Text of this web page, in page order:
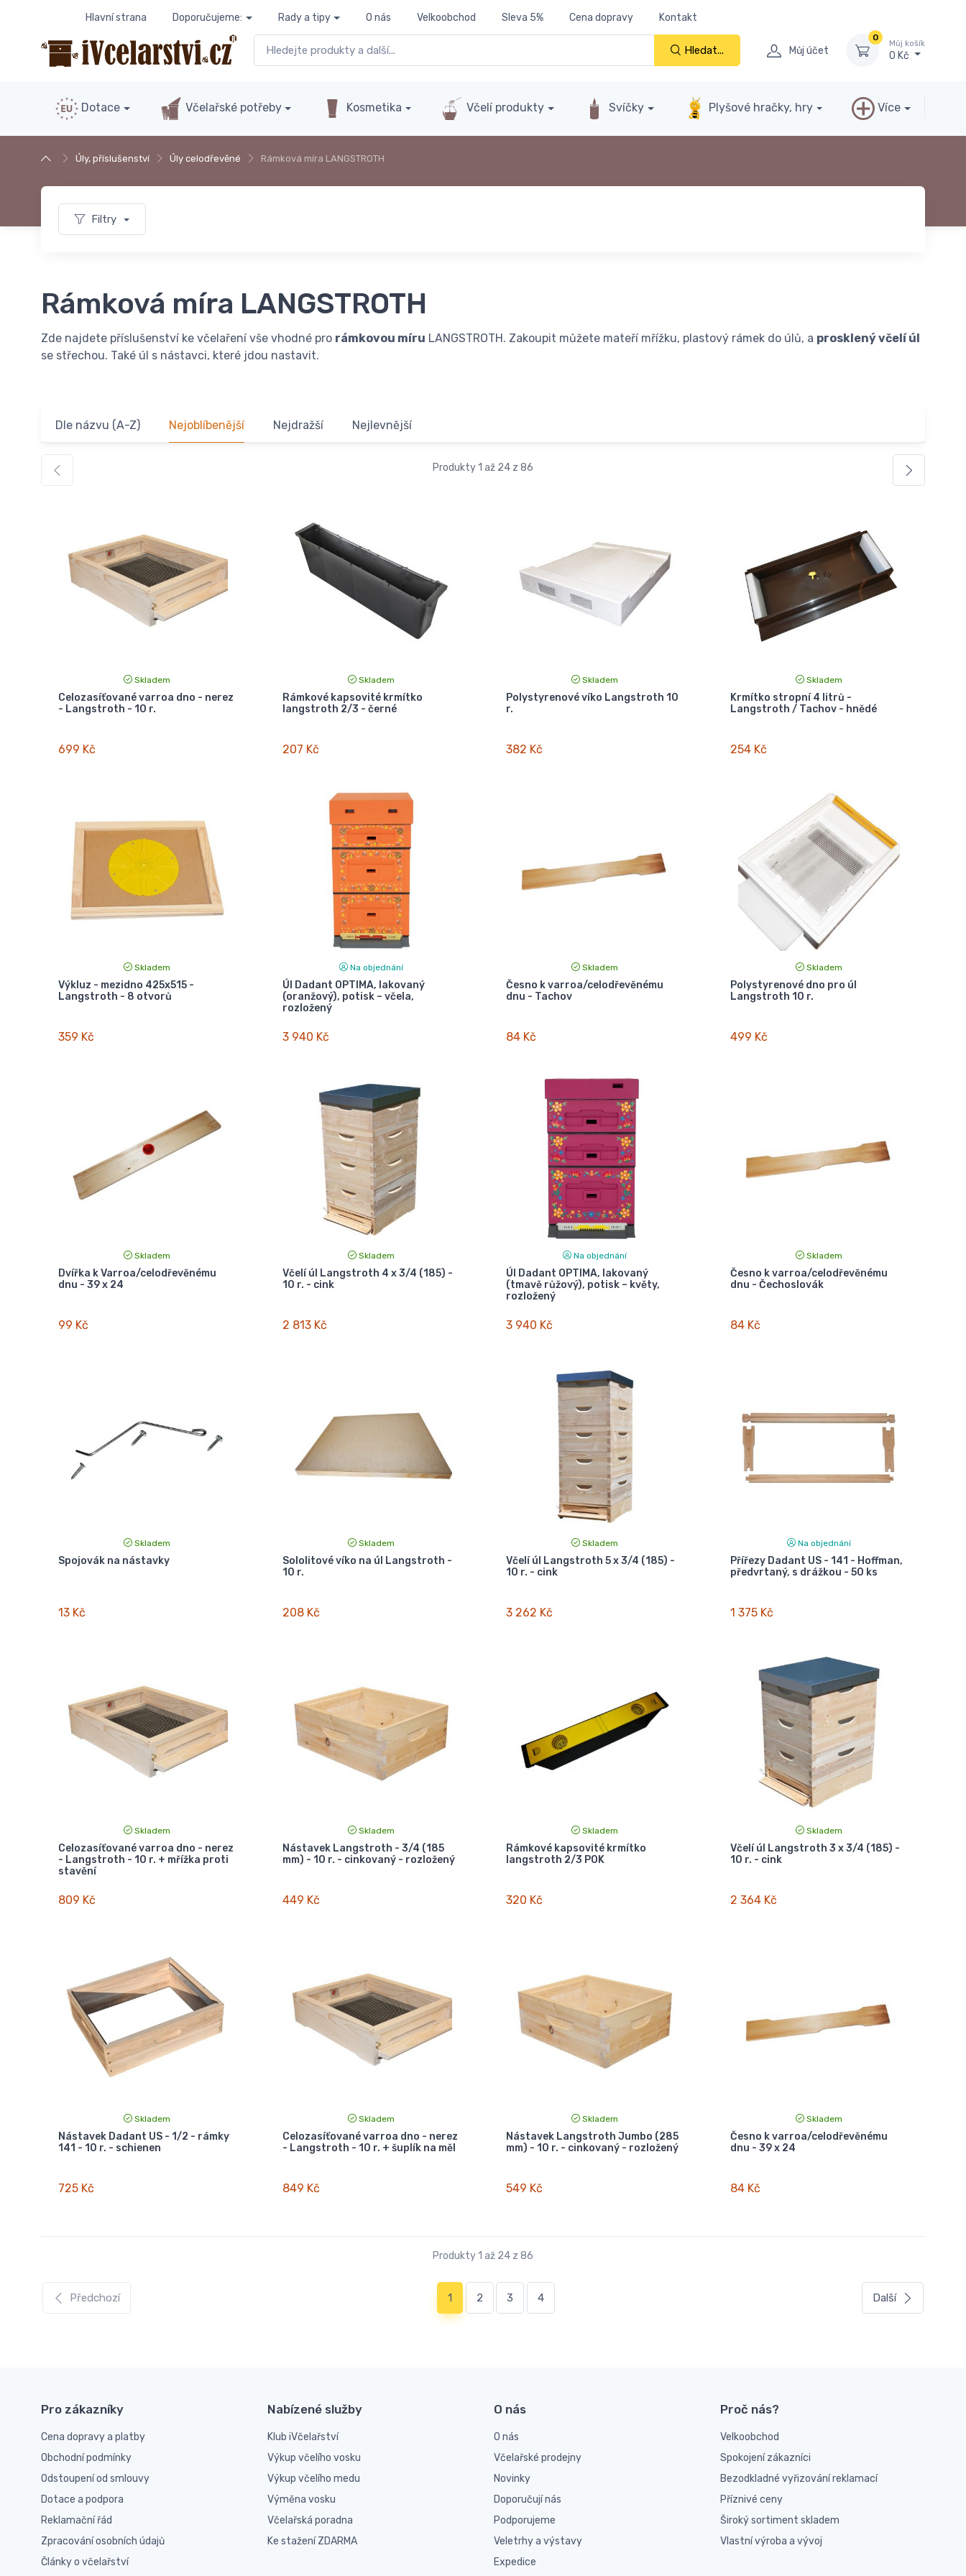
Hlavní strana Doporučujeme: Rady a tipy O nás Velkoobchod Sleva 5% Cena dopravy Kontakt
Hledat... Můj účet
0
Můj košík
0 Kč
Dotace Včelařské potřeby Kosmetika Včelí produkty Svíčky Plyšové hračky, hry Více
Úly, příslušenství Úly celodřevěné Rámková míra LANGSTROTH
Filtry
Rámková míra LANGSTROTH
Zde najdete příslušenství ke včelaření vše vhodné pro rámkovou míru LANGSTROTH. Zakoupit můžete mateří mřížku, plastový rámek do úlů, a prosklený včelí úl
se střechou. Také úl s nástavci, které jdou nastavit.
Dle názvu (A-Z) Nejoblíbenější Nejdražší Nejlevnější
Produkty 1 až 24 z 86
Skladem
Celozasíťované varroa dno - nerez
- Langstroth - 10 r.
699 Kč
Skladem
Rámkové kapsovité krmítko
langstroth 2/3 - černé
207 Kč
Skladem
Polystyrenové víko Langstroth 10
r.
382 Kč
Skladem
Krmítko stropní 4 litrů -
Langstroth / Tachov - hnědé
254 Kč
Skladem
Výkluz - mezidno 425x515 -
Langstroth - 8 otvorů
359 Kč
Na objednání
Úl Dadant OPTIMA, lakovaný
(oranžový), potisk – včela,
rozložený
3 940 Kč
Skladem
Česno k varroa/celodřevěnému
dnu - Tachov
84 Kč
Skladem
Polystyrenové dno pro úl
Langstroth 10 r.
499 Kč
Skladem
Dvířka k Varroa/celodřevěnému
dnu - 39 x 24
99 Kč
Skladem
Včelí úl Langstroth 4 x 3/4 (185) -
10 r. - cink
2 813 Kč
Na objednání
Úl Dadant OPTIMA, lakovaný
(tmavě růžový), potisk – květy,
rozložený
3 940 Kč
Skladem
Česno k varroa/celodřevěnému
dnu - Čechoslovák
84 Kč
Skladem
Spojovák na nástavky
13 Kč
Skladem
Sololitové víko na úl Langstroth -
10 r.
208 Kč
Skladem
Včelí úl Langstroth 5 x 3/4 (185) -
10 r. - cink
3 262 Kč
Na objednání
Přířezy Dadant US - 141 - Hoffman,
předvrtaný, s drážkou - 50 ks
1 375 Kč
Skladem
Celozasíťované varroa dno - nerez
- Langstroth - 10 r. + mřížka proti
stavění
809 Kč
Skladem
Nástavek Langstroth - 3/4 (185
mm) - 10 r. - cinkovaný - rozložený
449 Kč
Skladem
Rámkové kapsovité krmítko
langstroth 2/3 POK
320 Kč
Skladem
Včelí úl Langstroth 3 x 3/4 (185) -
10 r. - cink
2 364 Kč
Skladem
Nástavek Dadant US - 1/2 - rámky
141 - 10 r. - schienen
725 Kč
Skladem
Celozasíťované varroa dno - nerez
- Langstroth - 10 r. + šuplík na měl
849 Kč
Skladem
Nástavek Langstroth Jumbo (285
mm) - 10 r. - cinkovaný - rozložený
549 Kč
Skladem
Česno k varroa/celodřevěnému
dnu - 39 x 24
84 Kč
Produkty 1 až 24 z 86
Předchozí 1(current)
2 3 4 Další
Pro zákazníky
Cena dopravy a platby
Obchodní podmínky
Odstoupení od smlouvy
Dotace a podpora
Reklamační řád
Zpracování osobních údajů
Články o včelařství
Nabízené služby
Klub iVčelařství
Výkup včelího vosku
Výkup včelího medu
Výměna vosku
Včelařská poradna
Ke stažení ZDARMA
O nás
O nás
Včelařské prodejny
Novinky
Doporučují nás
Podporujeme
Veletrhy a výstavy
Expedice
Proč nás?
Velkoobchod
Spokojení zákazníci
Bezodkladné vyřizování reklamací
Příznivé ceny
Široký sortiment skladem
Vlastní výroba a vývoj